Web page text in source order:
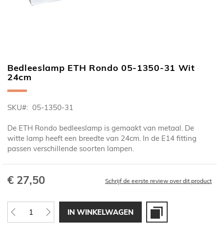
Ga
naar
het
van
afbeeldingen-
gallerij
Bedleeslamp ETH Rondo 05-1350-31 Wit
24cm
SKU 05-1350-31
De ETH Rondo bedleeslamp is gemaakt van metaal. De
witte lamp heeft een breedte van 24cm. In de E14 fitting
passen verschillende soorten lampen.
€ 27,50 Schrijf de eerste review over dit product
IN WINKELWAGEN